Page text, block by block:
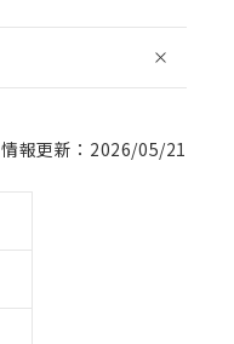
情報更新：2026/05/21